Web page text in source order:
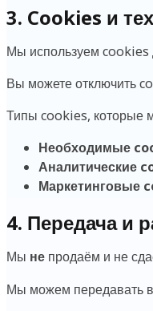
3. Cookies и
Мы используем cookies
Вы можете отключить
Типы cookies, которые
Необходимые
Аналитические
Маркетинговые
4. Передача и
Мы не продаём и не
Мы можем передавать